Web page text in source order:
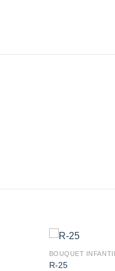
BOUQUET INFANTIL
R-25